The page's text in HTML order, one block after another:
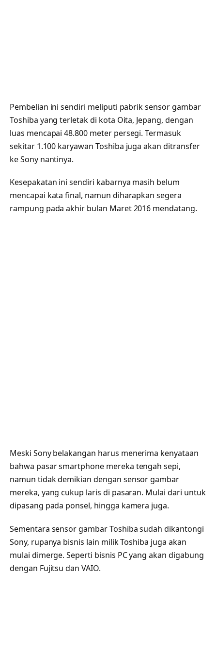
Pembelian ini sendiri meliputi pabrik sensor gambar
Toshiba yang terletak di kota Oita, Jepang, dengan
luas mencapai 48.800 meter persegi. Termasuk
sekitar 1.100 karyawan Toshiba juga akan ditransfer
ke Sony nantinya.
Kesepakatan ini sendiri kabarnya masih belum
mencapai kata final, namun diharapkan segera
rampung pada akhir bulan Maret 2016 mendatang.
Meski Sony belakangan harus menerima kenyataan
bahwa pasar smartphone mereka tengah sepi,
namun tidak demikian dengan sensor gambar
mereka, yang cukup laris di pasaran. Mulai dari untuk
dipasang pada ponsel, hingga kamera juga.
Sementara sensor gambar Toshiba sudah dikantongi
Sony, rupanya bisnis lain milik Toshiba juga akan
mulai dimerge. Seperti bisnis PC yang akan digabung
dengan Fujitsu dan VAIO.